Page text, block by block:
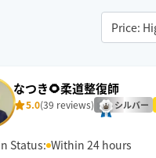
なつき🌻柔道整復師
5.0(39 reviews) シルバー
Status: Within 24 hours